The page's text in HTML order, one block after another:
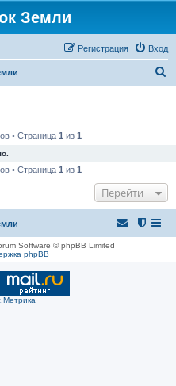
Земли
Вход
Регистрация
• Страница 1 из 1
• Страница 1 из 1
Перейти
Software © phpBB Limited
phpBB